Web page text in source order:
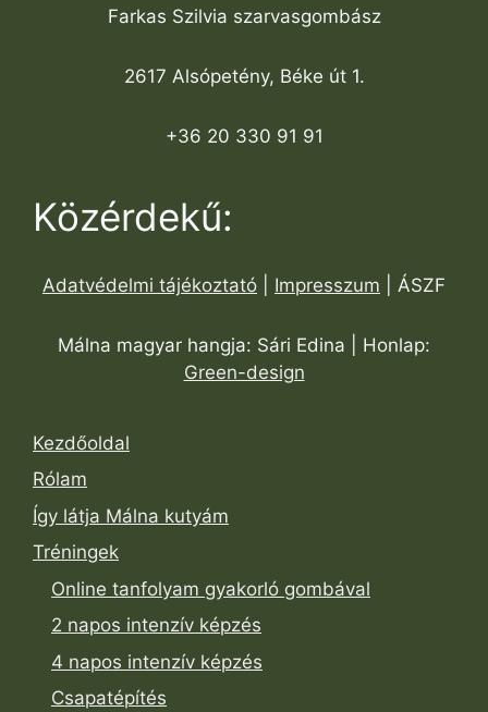
Farkas Szilvia szarvasgombász
2617 Alsópetény, Béke út 1.
+36 20 330 91 91
Közérdekű:
Adatvédelmi tájékoztató Impresszum | ÁSZF
Málna magyar hangja: Sári Edina | Honlap:
Green-design
Kezdőoldal
Rólam
Így látja Málna kutyám
Tréningek
Online tanfolyam gyakorló gombával
2 napos intenzív képzés
4 napos intenzív képzés
Csapatépítés